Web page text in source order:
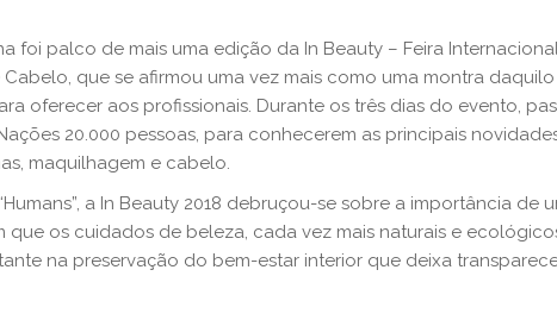
foi palco de mais uma edição da In Beauty – Feira
Cabelo, que se afirmou uma vez mais como uma montra
oferecer aos profissionais. Durante os três dias do evento,
20.000 pessoas, para conhecerem as principais
maquilhagem e cabelo.
a In Beauty 2018 debruçou-se sobre a importância de
que os cuidados de beleza, cada vez mais naturais e
na preservação do bem-estar interior que deixa